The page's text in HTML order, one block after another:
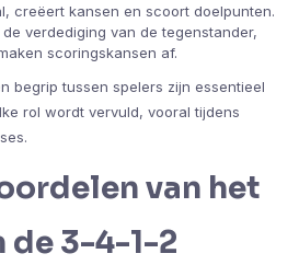
creëert kansen en scoort doelpunten.
de verdediging van de tegenstander,
scoringskansen af.
begrip tussen spelers zijn essentieel
rol wordt vervuld, vooral tijdens
van het
de 3-4-1-2